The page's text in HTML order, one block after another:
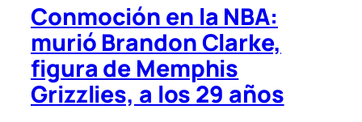
Conmoción en la NBA:
murió Brandon Clarke,
figura de Memphis
Grizzlies, a los 29 años